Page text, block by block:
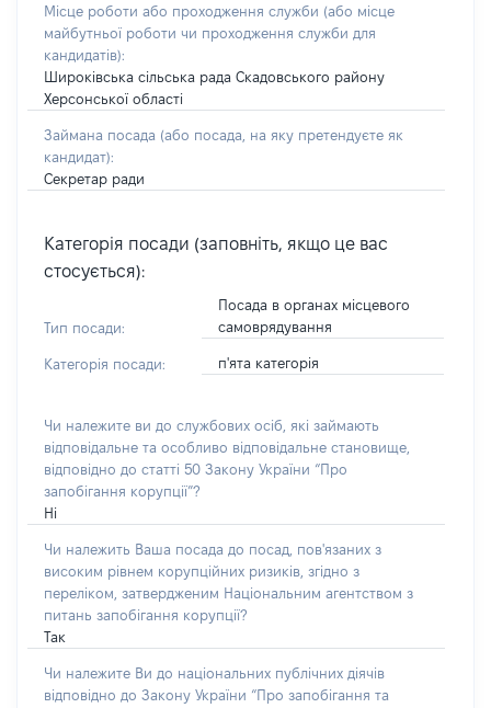
Місце роботи або проходження служби (або місце
майбутньої роботи чи проходження служби для
кандидатів):
Широківська сільська рада Скадовського району
Херсонської області
Займана посада (або посада, на яку претендуєте як
кандидат):
Секретар ради
Категорія посади (заповніть, якщо це вас
стосується):
Тип посади:
Посада в органах місцевого
самоврядування
Категорія посади: п'ята категорія
Чи належите ви до службових осіб, які займають
відповідальне та особливо відповідальне становище,
відповідно до статті 50 Закону України “Про
запобігання корупції”?
Ні
Чи належить Ваша посада до посад, пов'язаних з
високим рівнем корупційних ризиків, згідно з
переліком, затвердженим Національним агентством з
питань запобігання корупції?
Так
Чи належите Ви до національних публічних діячів
відповідно до Закону України “Про запобігання та